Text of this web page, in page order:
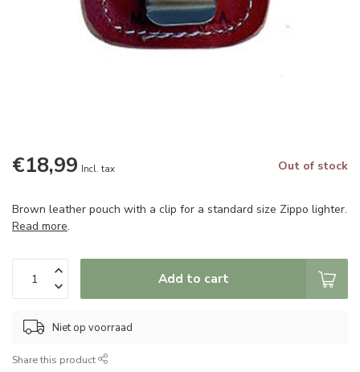
€18,99 Incl. tax Out of stock
Brown leather pouch with a clip for a standard size Zippo lighter.
Read more.
Add to cart
Niet op voorraad
Share this product